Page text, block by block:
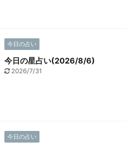
今日の占い
今日の星占い(2026/8/6)
2026/7/31
今日の占い